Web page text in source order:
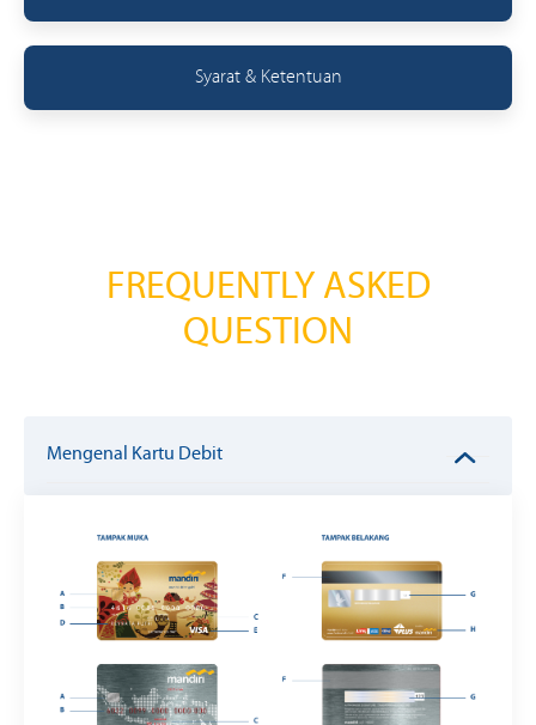
Syarat & Ketentuan
FREQUENTLY ASKED
QUESTION
Mengenal Kartu Debit